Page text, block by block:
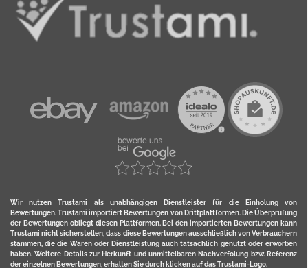
Wir nutzen Trustami als unabhängigen Dienstleister für die Einholung von
Bewertungen. Trustami importiert Bewertungen von Drittplattformen. Die Überprüfung
der Bewertungen obliegt diesen Plattformen. Bei den importierten Bewertungen kann
Trustami nicht sicherstellen, dass diese Bewertungen ausschließlich von Verbrauchern
stammen, die die Waren oder Dienstleistung auch tatsächlich genutzt oder erworben
haben. Weitere Details zur Herkunft und unmittelbaren Nachverfolung bzw. Referenz
der einzelnen Bewertungen, erhalten Sie durch klicken auf das Trustami-Logo.